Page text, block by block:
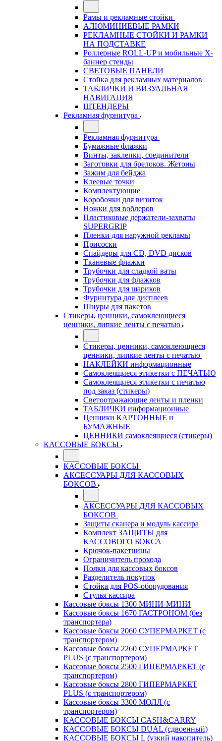
Рамы и рекламные стойки
АЛЮМИНИЕВЫЕ РАМКИ
РЕКЛАМНЫЕ СТОЙКИ И РАМКИ
НА ПОДСТАВКЕ
Роллерные ROLL-UP и мобильные X-
баннер стенды
СВЕТОВЫЕ ПАНЕЛИ
Стойка для рекламных материалов
ТАБЛИЧКИ И ВИЗУАЛЬНАЯ
НАВИГАЦИЯ
ШТЕНДЕРЫ
Рекламная фурнитура
Рекламная фурнитура
Бумажные флажки
Винты, заклепки, соединители
Заготовки для брелоков. Жетоны
Зажим для бейджа
Клеевые точки
Комплектующие
Коробочки для визиток
Ножки для воблеров
Пластиковые держатели-захваты
SUPERGRIP
Пленки для наружной рекламы
Присоски
Спайдеры для CD, DVD дисков
Тканевые флажки
Трубочки для сладкой ваты
Трубочки для флажков
Трубочки для шариков
Фурнитура для дисплеев
Шнуры для пакетов
Стикеры, ценники, самоклеющиеся
ценники, липкие ленты с печатью
Стикеры, ценники, самоклеющиеся
ценники, липкие ленты с печатью
НАКЛЕЙКИ информационные
Самоклеящиеся этикетки с ПЕЧАТЬЮ
Самоклеящиеся этикетки с печатью
под заказ (стикеры)
Светоотражающие ленты и пленки
ТАБЛИЧКИ информационные
Ценники КАРТОННЫЕ и
БУМАЖНЫЕ
ЦЕННИКИ самоклеящиеся (стикеры)
КАССОВЫЕ БОКСЫ
КАССОВЫЕ БОКСЫ
АКСЕССУАРЫ ДЛЯ КАССОВЫХ
БОКСОВ
АКСЕССУАРЫ ДЛЯ КАССОВЫХ
БОКСОВ
Защиты сканера и модуль кассира
Комплект ЗАЩИТЫ для
КАССОВОГО БОКСА
Крючок-пакетницы
Ограничитель прохода
Полки для кассовых боксов
Разделитель покупок
Стойка для POS-оборудования
Стулья кассира
Кассовые боксы 1300 МИНИ-МИНИ
Кассовые боксы 1670 ГАСТРОНОМ (без
транспортера)
Кассовые боксы 2060 СУПЕРМАРКЕТ (с
транспортером)
Кассовые боксы 2260 СУПЕРМАРКЕТ
PLUS (с транспортером)
Кассовые боксы 2500 ГИПЕРМАРКЕТ (с
транспортером)
Кассовые боксы 2800 ГИПЕРМАРКЕТ
PLUS (с транспортером)
Кассовые боксы 3300 МОЛЛ (с
транспортером)
КАССОВЫЕ БОКСЫ CASH&CARRY
КАССОВЫЕ БОКСЫ DUAL (сдвоенный)
КАССОВЫЕ БОКСЫ L (узкий накопитель)